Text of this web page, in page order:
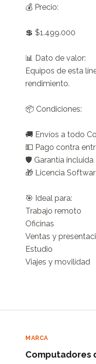
💰 Precio:
💲 $1.499.000
📊 Dato de valor:
Equipos de esta
rendimiento.
📦 Condiciones:
🚚 Envíos a todo
💵 Pago contra
🛡️ Garantía incluida
🎁 Licencia
🎯 Ideal para:
Trabajo remoto
Oficinas
Ventas y
Estudio
Viajes y movilidad
MARCA
Computadores